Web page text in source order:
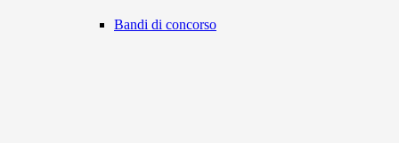
Bandi di concorso